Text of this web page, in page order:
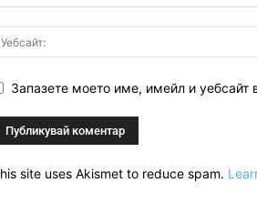
Запазете моето име, имейл и уебсайт
site uses Akismet to reduce spam.